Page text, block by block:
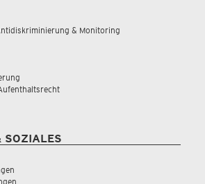
& Monitoring
SOZIALES